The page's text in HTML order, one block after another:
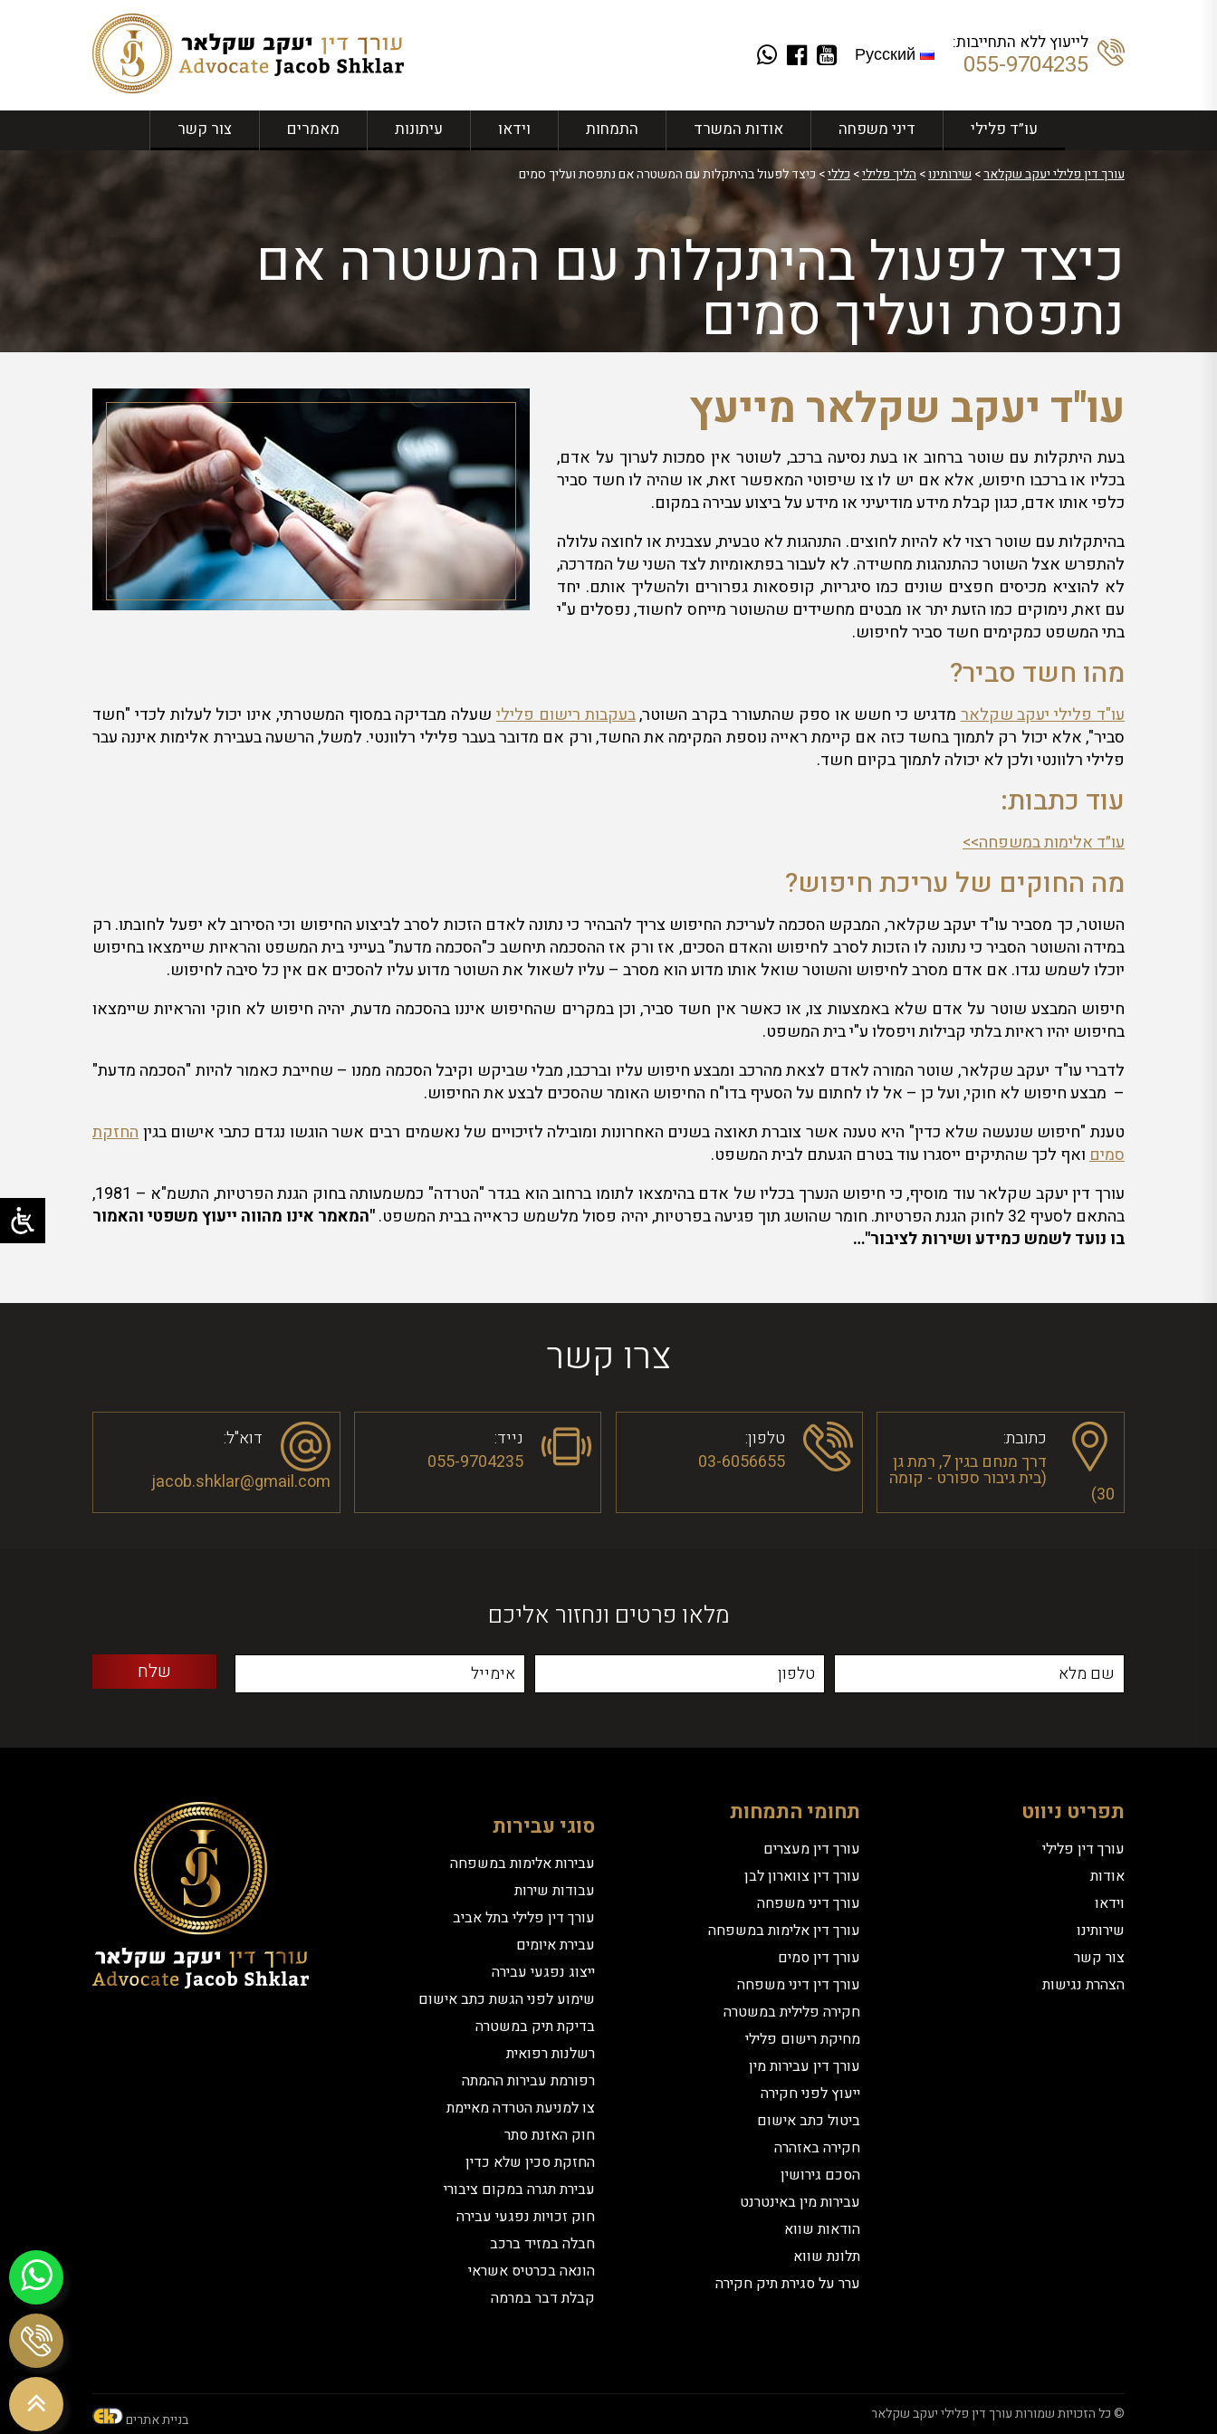
לייעוץ ללא התחייבות:
055-9704235
Русский
עו”ד פלילי דיני משפחה אודות המשרד התמחות וידאו עיתונות מאמרים צור קשר
עורך דין פלילי יעקב שקלאר> שירותינו> הליך פלילי> כללי> כיצד לפעול בהיתקלות עם המשטרה אם נתפסת ועליך סמים
כיצד לפעול בהיתקלות עם המשטרה אם
נתפסת ועליך סמים
עו"ד יעקב שקלאר מייעץ
בעת היתקלות עם שוטר ברחוב או בעת נסיעה ברכב, לשוטר אין סמכות לערוך על אדם,
בכליו או ברכבו חיפוש, אלא אם יש לו צו שיפוטי המאפשר זאת, או שהיה לו חשד סביר
כלפי אותו אדם, כגון קבלת מידע מודיעיני או מידע על ביצוע עבירה במקום.
בהיתקלות עם שוטר רצוי לא להיות לחוצים. התנהגות לא טבעית, עצבנית או לחוצה עלולה
להתפרש אצל השוטר כהתנהגות מחשידה. לא לעבור בפתאומיות לצד השני של המדרכה,
לא להוציא מכיסים חפצים שונים כמו סיגריות, קופסאות גפרורים ולהשליך אותם. יחד
עם זאת, נימוקים כמו הזעת יתר או מבטים מחשידים שהשוטר מייחס לחשוד, נפסלים ע"י
בתי המשפט כמקימים חשד סביר לחיפוש.
מהו חשד סביר?
עו"ד פלילי יעקב שקלארמדגיש כי חשש או ספק שהתעורר בקרב השוטר,בעקבות רישום פלילישעלה מבדיקה במסוף המשטרתי, אינו יכול לעלות לכדי "חשד
סביר", אלא יכול רק לתמוך בחשד כזה אם קיימת ראייה נוספת המקימה את החשד, ורק אם מדובר בעבר פלילי רלוונטי. למשל, הרשעה בעבירת אלימות איננה עבר
פלילי רלוונטי ולכן לא יכולה לתמוך בקיום חשד.
עוד כתבות:
עו״ד אלימות במשפחה>>
מה החוקים של עריכת חיפוש?
השוטר, כך מסביר עו"ד יעקב שקלאר, המבקש הסכמה לעריכת החיפוש צריך להבהיר כי נתונה לאדם הזכות לסרב לביצוע החיפוש וכי הסירוב לא יפעל לחובתו. רק
במידה והשוטר הסביר כי נתונה לו הזכות לסרב לחיפוש והאדם הסכים, אז ורק אז ההסכמה תיחשב כ"הסכמה מדעת" בעייני בית המשפט והראיות שיימצאו בחיפוש
יוכלו לשמש נגדו. אם אדם מסרב לחיפוש והשוטר שואל אותו מדוע הוא מסרב – עליו לשאול את השוטר מדוע עליו להסכים אם אין כל סיבה לחיפוש.
חיפוש המבצע שוטר על אדם שלא באמצעות צו, או כאשר אין חשד סביר, וכן במקרים שהחיפוש איננו בהסכמה מדעת, יהיה חיפוש לא חוקי והראיות שיימצאו
בחיפוש יהיו ראיות בלתי קבילות ויפסלו ע"י בית המשפט.
לדברי עו"ד יעקב שקלאר, שוטר המורה לאדם לצאת מהרכב ומבצע חיפוש עליו וברכבו, מבלי שביקש וקיבל הסכמה ממנו – שחייבת כאמור להיות "הסכמה מדעת"
– מבצע חיפוש לא חוקי, ועל כן – אל לו לחתום על הסעיף בדו"ח החיפוש האומר שהסכים לבצע את החיפוש.
טענת "חיפוש שנעשה שלא כדין" היא טענה אשר צוברת תאוצה בשנים האחרונות ומובילה לזיכויים של נאשמים רבים אשר הוגשו נגדם כתבי אישום בגיןהחזקת
סמיםואף לכך שהתיקים ייסגרו עוד בטרם הגעתם לבית המשפט.
עורך דין יעקב שקלאר עוד מוסיף, כי חיפוש הנערך בכליו של אדם בהימצאו לתומו ברחוב הוא בגדר "הטרדה" כמשמעותה בחוק הגנת הפרטיות, התשמ"א – 1981,
בהתאם לסעיף 32 לחוק הגנת הפרטיות. חומר שהושג תוך פגיעה בפרטיות, יהיה פסול מלשמש כראייה בבית המשפט.
"המאמר אינו מהווה ייעוץ משפטי והאמור
בו נועד לשמש כמידע ושירות לציבור"…
צרו קשר
כתובת:
דרך מנחם בגין 7, רמת גן
(בית גיבור ספורט - קומה
30)
טלפון:
03-6056655
נייד:
055-9704235
דוא"ל:
jacob.shklar@gmail.com
מלאו פרטים ונחזור אליכם
תפריט ניווט
עורך דין פלילי
אודות
וידאו
שירותינו
צור קשר
הצהרת נגישות
תחומי התמחות
עורך דין מעצרים
עורך דין צווארון לבן
עורך דיני משפחה
עורך דין אלימות במשפחה
עורך דין סמים
עורך דין דיני משפחה
חקירה פלילית במשטרה
מחיקת רישום פלילי
עורך דין עבירות מין
ייעוץ לפני חקירה
ביטול כתב אישום
חקירה באזהרה
הסכם גירושין
עבירות מין באינטרנט
הודאות שווא
תלונת שווא
ערר על סגירת תיק חקירה
סוגי עבירות
עבירות אלימות במשפחה
עבודות שירות
עורך דין פלילי בתל אביב
עבירת איומים
ייצוג נפגעי עבירה
שימוע לפני הגשת כתב אישום
בדיקת תיק במשטרה
רשלנות רפואית
רפורמת עבירות ההמתה
צו למניעת הטרדה מאיימת
חוק האזנת סתר
החזקת סכין שלא כדין
עבירת תגרה במקום ציבורי
חוק זכויות נפגעי עבירה
חבלה במזיד ברכב
הונאה בכרטיס אשראי
קבלת דבר במרמה
© כל הזכויות שמורות עורך דין פלילי יעקב שקלאר בניית אתרים